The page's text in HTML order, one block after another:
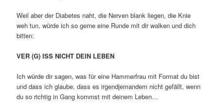
Weil aber der Diabetes naht, die Nerven blank liegen, die Knie
weh tun, würde ich so gerne eine Runde mit dir walken und dich
bitten:
VER (G) ISS NICHT DEIN LEBEN
Ich würde dir sagen, was für eine Hammerfrau mit Format du bist
und dass ich glaube, dass es irgendjemandem nicht gefällt, wenn
du so richtig in Gang kommst mit deinem Leben…